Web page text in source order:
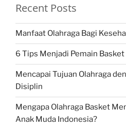
Recent Posts
Manfaat Olahraga Bagi
6 Tips Menjadi Pemain Basket
Mencapai Tujuan Olahraga
Disiplin
Mengapa Olahraga Basket
Anak Muda Indonesia?